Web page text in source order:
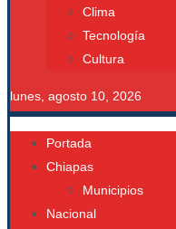
Clima
Tecnología
Cultura
lunes, agosto 10, 2026
Portada
Chiapas
Municipios
Nacional